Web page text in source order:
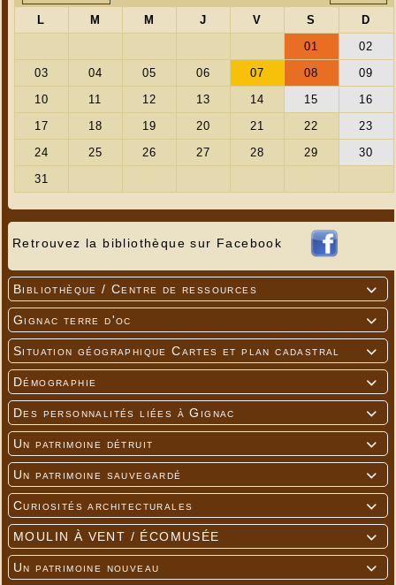
Retrouvez la bibliothèque sur Facebook

Bibliothèque / Centre de ressources

Gignac terre d'oc

Situation géographique Cartes et plan cadastral

Démographie

Des personnalités liées à Gignac

Un patrimoine détruit

Un patrimoine sauvegardé

Curiosités architecturales

MOULIN À VENT / ÉCOMUSÉE

Un patrimoine nouveau